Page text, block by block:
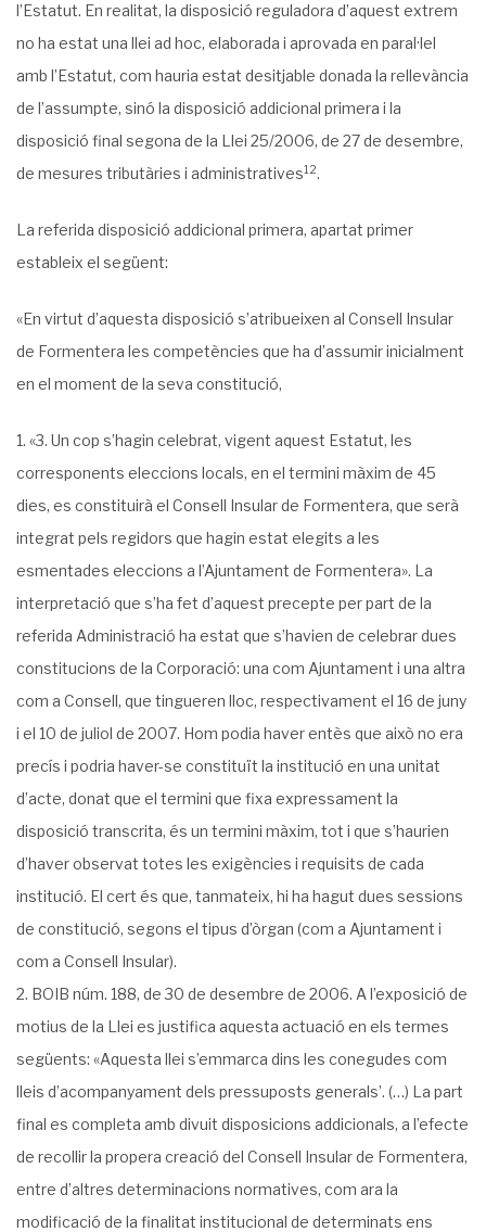
l’Estatut. En realitat, la disposició reguladora d’aquest extrem
no ha estat una llei ad hoc, elaborada i aprovada en paral·lel
amb l’Esta­tut, com hauria estat desitjable donada la rellevància
de l’assumpte, sinó la disposició addi­cional primera i la
disposició final segona de la Llei 25/2006, de 27 de desembre,
de mesu­res tributàries i administratives12.
La referida disposició addicional primera, apartat primer
estableix el següent:
«En virtut d’aquesta disposició s’atribueixen al Consell Insular
de Formentera les competències que ha d’assumir inicialment
en el moment de la seva constitució,
«3. Un cop s’hagin celebrat, vigent aquest Estatut, les
corresponents eleccions locals, en el termini màxim de 45
dies, es constituirà el Consell Insular de Formentera, que serà
integrat pels regi­dors que hagin estat elegits a les
esmentades eleccions a l’Ajuntament de Formentera». La
interpre­tació que s’ha fet d’aquest precepte per part de la
referida Administració ha estat que s’havien de celebrar dues
constitucions de la Corporació: una com Ajuntament i una altra
com a Consell, que tingueren lloc, respectivament el 16 de juny
i el 10 de juliol de 2007. Hom podia haver entès que això no era
precís i podria haver-se constituït la institució en una unitat
d’acte, donat que el termini que fixa expressament la
disposició transcrita, és un termini màxim, tot i que s’haurien
d’haver observat totes les exigències i requisits de cada
institució. El cert és que, tanmateix, hi ha hagut dues sessions
de constitució, segons el tipus d’òrgan (com a Ajuntament i
com a Consell Insular).
BOIB núm. 188, de 30 de desembre de 2006. A l’exposició de
motius de la Llei es justifica aquesta actuació en els termes
següents: «Aquesta llei s’emmarca dins les conegudes com
lleis d’acompanyament dels pressuposts generals’. (…) La part
final es completa amb divuit disposicions addicionals, a l’efecte
de recollir la propera creació del Consell Insular de Formentera,
entre d’altres determinacions normatives, com ara la
modificació de la finalitat institucional de determinats ens